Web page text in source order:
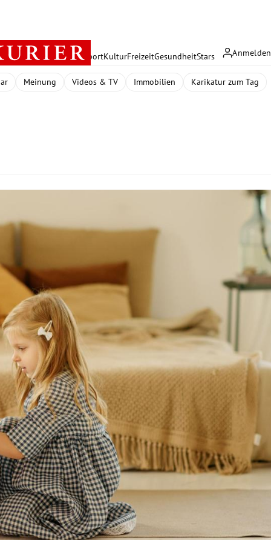
Anmelden
PolitikWirtschaft SportKulturFreizeitGesundheitStars
Meinung Videos & TV Immobilien Karikatur zum Tag